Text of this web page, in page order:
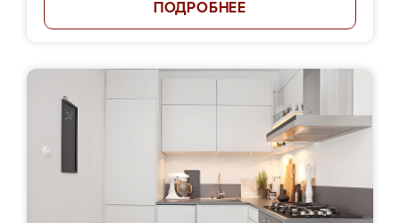
ПОДРОБНЕЕ